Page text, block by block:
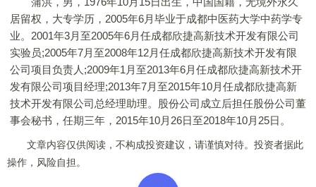
居留权，大专学历，2005年6月毕业于成都中医药大学中药学专
业。2001年3月至2005年6月任成都欣捷高新技术开发有限公司
实验员;2005年7月至2008年12月任成都欣捷高新技术开发有限
公司项目负责人;2009年1月至2013年6月任成都欣捷高新技术开
发有限公司项目经理;2013年7月至2015年10月任成都欣捷高新
技术开发有限公司总经理助理。股份公司成立后担任股份公司董
事会秘书，任期三年，2015年10月26日至2018年10月25日。
文章内容仅供阅读，不构成投资建议，请谨慎对待。投资者据此
操作，风险自担。